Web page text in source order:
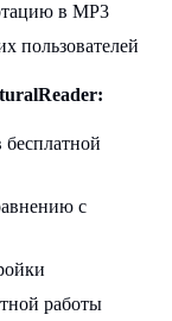
в MP3
пользователей
бесплатной
с
работы